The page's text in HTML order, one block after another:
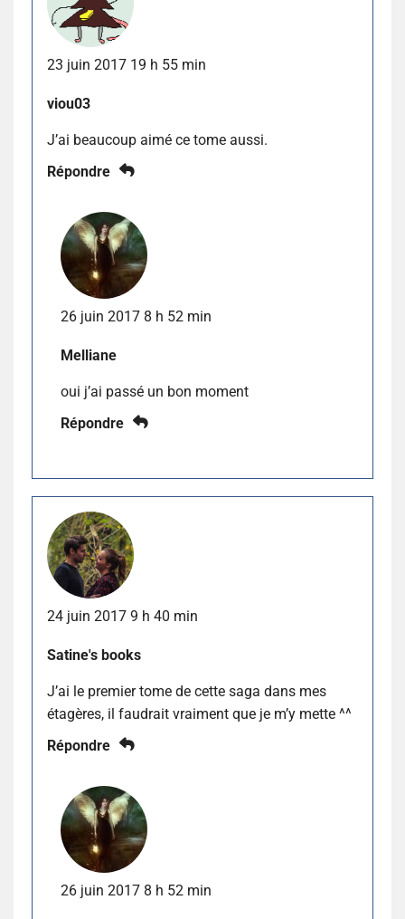
23 juin 2017 19 h 55 min
viou03
J’ai beaucoup aimé ce tome aussi.
Répondre
26 juin 2017 8 h 52 min
Melliane
oui j’ai passé un bon moment
Répondre
24 juin 2017 9 h 40 min
Satine's books
J’ai le premier tome de cette saga dans mes
étagères, il faudrait vraiment que je m’y mette ^^
Répondre
26 juin 2017 8 h 52 min